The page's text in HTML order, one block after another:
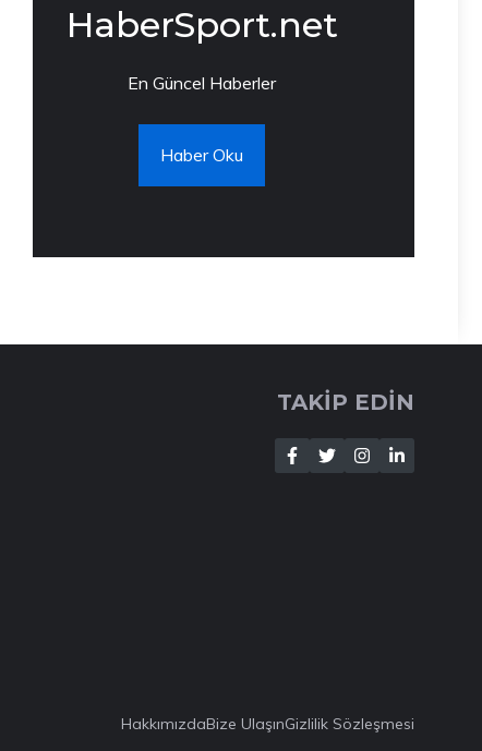
HaberSport.net
En Güncel Haberler
Haber Oku
TAKİP EDİN
HakkımızdaBize UlaşınGizlilik Sözleşmesi